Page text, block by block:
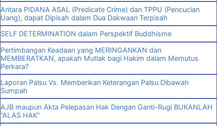
Antara PIDANA ASAL (Predicate Crime) dan TPPU (Pencucian
Uang), dapat Dipisah dalam Dua Dakwaan Terpisah
SELF DETERMINATION dalam Perspektif Buddhisme
Pertimbangan Keadaan yang MERINGANKAN dan
MEMBERATKAN, apakah Mutlak bagi Hakim dalam Memutus
Perkara?
Laporan Palsu Vs. Memberikan Keterangan Palsu Dibawah
Sumpah
AJB maupun Akta Pelepasan Hak Dengan Ganti-Rugi BUKANLAH
“ALAS HAK”